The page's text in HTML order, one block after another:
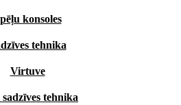
konsoles
tehnika
Virtuve
tehnika